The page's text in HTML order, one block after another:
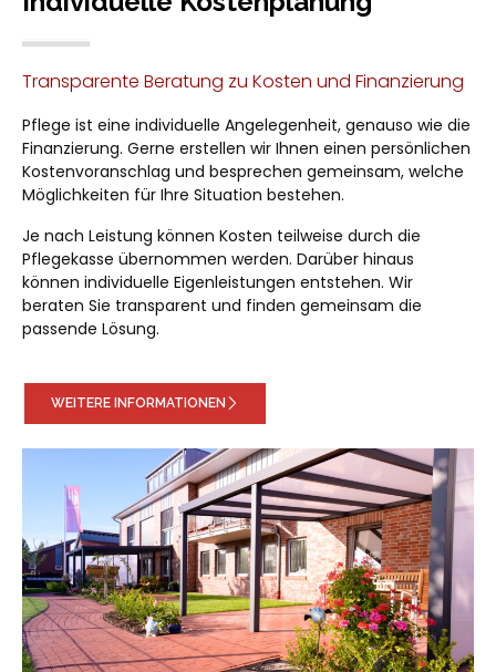
Transparente Beratung zu Kosten und Finanzierung
Pflege ist eine individuelle Angelegenheit, genauso wie die
Finanzierung. Gerne erstellen wir Ihnen einen persönlichen
Kostenvoranschlag und besprechen gemeinsam, welche
Möglichkeiten für Ihre Situation bestehen.
Je nach Leistung können Kosten teilweise durch die
Pflegekasse übernommen werden. Darüber hinaus
können individuelle Eigenleistungen entstehen. Wir
beraten Sie transparent und finden gemeinsam die
passende Lösung.
WEITERE INFORMATIONEN